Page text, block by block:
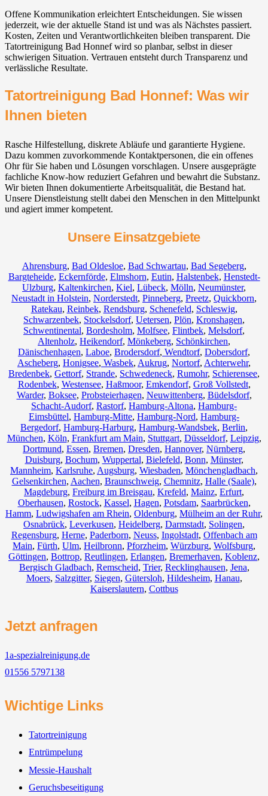
Offene Kommunikation erleichtert Entscheidungen. Sie wissen
jederzeit, wie der aktuelle Stand ist und was als Nächstes passiert.
Kosten, Zeiten und Verantwortlichkeiten bleiben transparent. Die
Tatortreinigung Bad Honnef wird so planbar, selbst in dieser
schwierigen Situation. Vertrauen entsteht durch Transparenz und
verlässliche Resultate.
Tatortreinigung Bad Honnef: Was wir
Ihnen bieten
Rasche Hilfestellung, diskrete Abläufe und garantierte Hygiene.
Dazu kommen zuvorkommende Kontaktpersonen, die ein offenes
Ohr für Sie haben und Lösungen vorschlagen. Unsere ausgeprägte
fachliche Know-how reduziert Gefahren und bewahrt die Substanz.
Wir bieten Ihnen dokumentierte Arbeitsqualität, die Bestand hat.
Unsere Dienstleistung stellt dabei den Menschen in den Mittelpunkt
und agiert immer kompetent.
Unsere Einsatzgebiete
Ahrensburg, Bad Oldesloe, Bad Schwartau, Bad Segeberg,
Bargteheide, Eckernförde, Elmshorn, Eutin, Halstenbek, Henstedt-
Ulzburg, Kaltenkirchen, Kiel, Lübeck, Mölln, Neumünster,
Neustadt in Holstein, Norderstedt, Pinneberg, Preetz, Quickborn,
Ratekau, Reinbek, Rendsburg, Schenefeld, Schleswig,
Schwarzenbek, Stockelsdorf, Uetersen, Plön, Kronshagen,
Schwentinental, Bordesholm, Molfsee, Flintbek, Melsdorf,
Altenholz, Heikendorf, Mönkeberg, Schönkirchen,
Dänischenhagen, Laboe, Brodersdorf, Wendtorf, Dobersdorf,
Ascheberg, Honigsee, Wasbek, Aukrug, Nortorf, Achterwehr,
Bredenbek, Gettorf, Strande, Schwedeneck, Rumohr, Schierensee,
Rodenbek, Westensee, Haßmoor, Emkendorf, Groß Vollstedt,
Warder, Boksee, Probsteierhagen, Neuwittenberg, Büdelsdorf,
Schacht-Audorf, Rastorf, Hamburg-Altona, Hamburg-
Eimsbüttel, Hamburg-Mitte, Hamburg-Nord, Hamburg-
Bergedorf, Hamburg-Harburg, Hamburg-Wandsbek, Berlin,
München, Köln, Frankfurt am Main, Stuttgart, Düsseldorf, Leipzig,
Dortmund, Essen, Bremen, Dresden, Hannover, Nürnberg,
Duisburg, Bochum, Wuppertal, Bielefeld, Bonn, Münster,
Mannheim, Karlsruhe, Augsburg, Wiesbaden, Mönchengladbach,
Gelsenkirchen, Aachen, Braunschweig, Chemnitz⁠, Halle (Saale),
Magdeburg, Freiburg im Breisgau, Krefeld, Mainz, Erfurt,
Oberhausen, Rostock, Kassel, Hagen, Potsdam, Saarbrücken,
Hamm, Ludwigshafen am Rhein, Oldenburg, Mülheim an der Ruhr,
Osnabrück, Leverkusen, Heidelberg, Darmstadt, Solingen,
Regensburg, Herne, Paderborn, Neuss, Ingolstadt, Offenbach am
Main, Fürth, Ulm, Heilbronn, Pforzheim, Würzburg, Wolfsburg,
Göttingen, Bottrop, Reutlingen, Erlangen, Bremerhaven, Koblenz,
Bergisch Gladbach, Remscheid, Trier, Recklinghausen, Jena,
Moers, Salzgitter, Siegen, Gütersloh, Hildesheim, Hanau,
Kaiserslautern, Cottbus
Jetzt anfragen
1a-spezialreinigung.de
01556 5797138
Wichtige Links
Tatortreinigung
Entrümpelung
Messie-Haushalt
Geruchsbeseitigung